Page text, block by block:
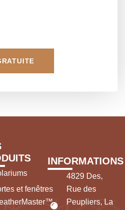
et fenêtres
INFORMATIONS
4829 Des,
Rue des
Peupliers, La